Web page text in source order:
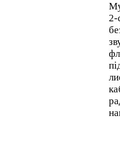
2-